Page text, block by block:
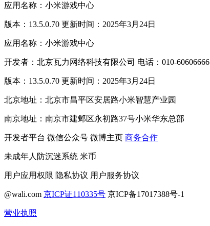
应用名称：小米游戏中心
版本：13.5.0.70 更新时间：2025年3月24日
应用名称：小米游戏中心
开发者：北京瓦力网络科技有限公司 电话：010-60606666
版本：13.5.0.70 更新时间：2025年3月24日
北京地址：北京市昌平区安居路小米智慧产业园
南京地址：南京市建邺区永初路37号小米华东总部
开发者平台 微信公众号 微博主页 商务合作
未成年人防沉迷系统 米币
用户应用权限 隐私协议 用户服务协议
@wali.com 京ICP证110335号 京ICP备17017388号-1
营业执照